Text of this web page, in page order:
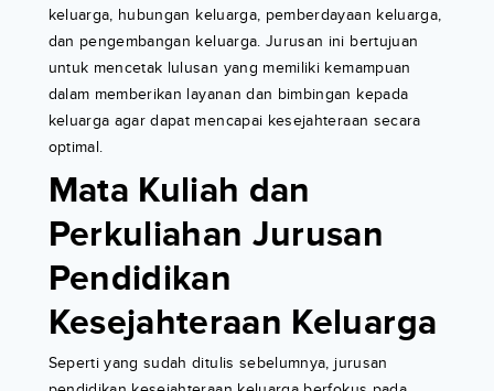
keluarga, hubungan keluarga, pemberdayaan keluarga,
dan pengembangan keluarga. Jurusan ini bertujuan
untuk mencetak lulusan yang memiliki kemampuan
dalam memberikan layanan dan bimbingan kepada
keluarga agar dapat mencapai kesejahteraan secara
optimal.
Mata Kuliah dan
Perkuliahan Jurusan
Pendidikan
Kesejahteraan Keluarga
Seperti yang sudah ditulis sebelumnya, jurusan